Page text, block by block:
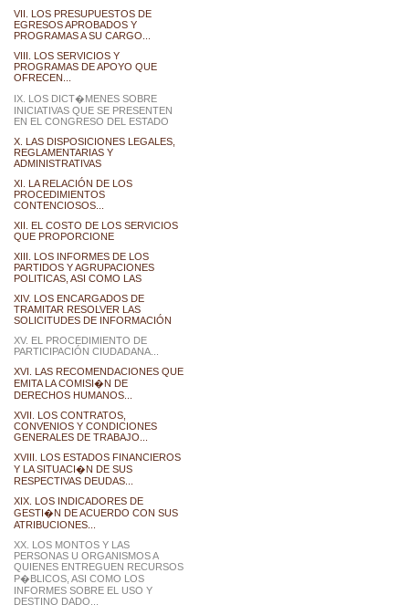
VII. LOS PRESUPUESTOS DE
EGRESOS APROBADOS Y
PROGRAMAS A SU CARGO...
VIII. LOS SERVICIOS Y
PROGRAMAS DE APOYO QUE
OFRECEN...
IX. LOS DICT�MENES SOBRE
INICIATIVAS QUE SE PRESENTEN
EN EL CONGRESO DEL ESTADO
X. LAS DISPOSICIONES LEGALES,
REGLAMENTARIAS Y
ADMINISTRATIVAS
XI. LA RELACIÓN DE LOS
PROCEDIMIENTOS
CONTENCIOSOS...
XII. EL COSTO DE LOS SERVICIOS
QUE PROPORCIONE
XIII. LOS INFORMES DE LOS
PARTIDOS Y AGRUPACIONES
POLITICAS, ASI COMO LAS
XIV. LOS ENCARGADOS DE
TRAMITAR RESOLVER LAS
SOLICITUDES DE INFORMACIÓN
XV. EL PROCEDIMIENTO DE
PARTICIPACIÓN CIUDADANA...
XVI. LAS RECOMENDACIONES QUE
EMITA LA COMISI�N DE
DERECHOS HUMANOS...
XVII. LOS CONTRATOS,
CONVENIOS Y CONDICIONES
GENERALES DE TRABAJO...
XVIII. LOS ESTADOS FINANCIEROS
Y LA SITUACI�N DE SUS
RESPECTIVAS DEUDAS...
XIX. LOS INDICADORES DE
GESTI�N DE ACUERDO CON SUS
ATRIBUCIONES...
XX. LOS MONTOS Y LAS
PERSONAS U ORGANISMOS A
QUIENES ENTREGUEN RECURSOS
P�BLICOS, ASI COMO LOS
INFORMES SOBRE EL USO Y
DESTINO DADO...